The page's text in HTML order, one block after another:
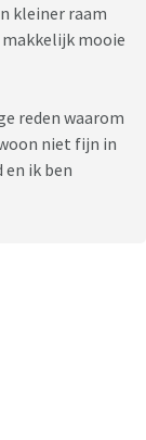
kleiner raam
makkelijk mooie
reden waarom
niet fijn in
en ik ben